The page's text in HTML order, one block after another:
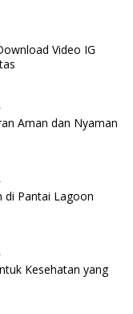
Video IG
Aman dan Nyaman
di Pantai Lagoon
Kesehatan yang